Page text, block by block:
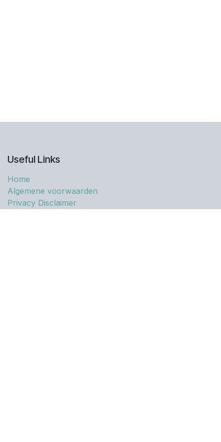
Useful Links
Home
Algemene voorwaarden
Privacy Disclaimer